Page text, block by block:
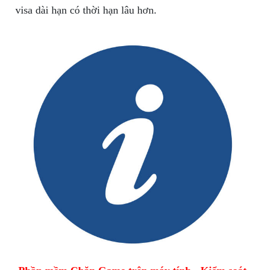
visa dài hạn có thời hạn lâu hơn.